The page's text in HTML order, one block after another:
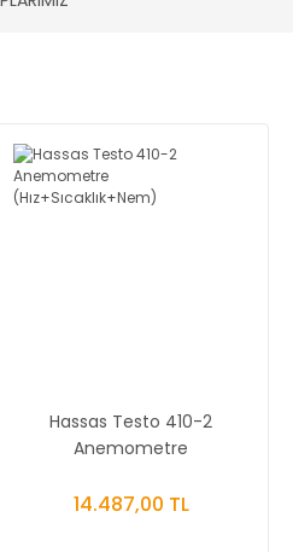
Hassas Testo 410-2
Anemometre
14.487,00 TL